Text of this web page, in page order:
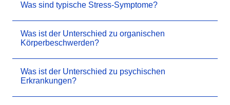
Was sind typische Stress-Symptome?
Was ist der Unterschied zu organischen
Körperbeschwerden?
Was ist der Unterschied zu psychischen
Erkrankungen?